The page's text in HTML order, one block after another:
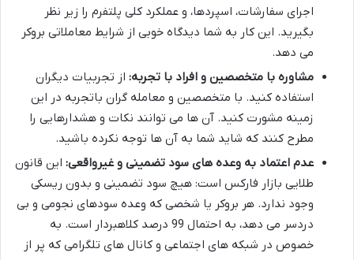
اجرای سفارشات، اسپردها، و عملکرد کلی پلتفرم را زیر نظر
بگیرید. این کار به شما دیدگاه خوبی از شرایط معاملاتی بروکر
می دهد.
مشاوره با متخصصین و افراد با تجربه: از تجربیات دیگران
استفاده کنید. با متخصصین و معامله گران باتجربه در این
زمینه مشورت کنید. آن ها می توانند نکات و هشدارهایی را
مطرح کنند که شاید شما به آن ها توجه نکرده باشید.
عدم اعتماد به وعده های سود تضمینی و غیرواقعی: این قانون
طلایی بازار فارکس است: هیچ سود تضمینی و بدون ریسکی
وجود ندارد. هر بروکر یا شخصی که وعده سودهای نجومی و بی
دردسر می دهد، به احتمال 99 درصد کلاهبردار است. به
خصوص در شبکه های اجتماعی و کانال های تلگرامی که پر از